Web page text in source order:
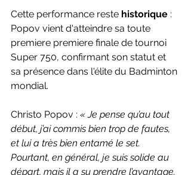
Cette performance reste historique :
Popov vient d'atteindre sa toute
premiere premiere finale de tournoi
Super 750, confirmant son statut et
sa présence dans l'élite du Badminton
mondial.
Christo Popov : « Je pense qu’au tout
début, j’ai commis bien trop de fautes,
et lui a très bien entamé le set.
Pourtant, en général, je suis solide au
départ, mais il a su prendre l’avantage.